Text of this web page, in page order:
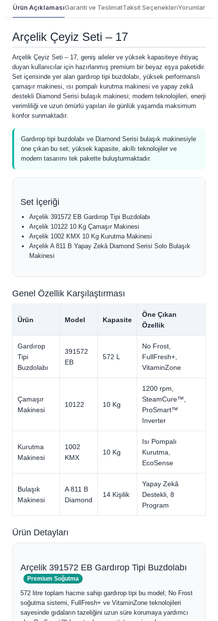
Ürün AçıklamasıGaranti ve TeslimatTaksit SeçenekleriYorumlar
Arçelik Çeyiz Seti – 17
Arçelik Çeyiz Seti – 17, geniş aileler ve yüksek kapasiteye ihtiyaç
duyan kullanıcılar için hazırlanmış premium bir beyaz eşya paketidir.
Set içerisinde yer alan gardırop tipi buzdolabı, yüksek performanslı
çamaşır makinesi, ısı pompalı kurutma makinesi ve yapay zekâ
destekli Diamond Serisi bulaşık makinesi; modern teknolojileri, enerji
verimliliği ve uzun ömürlü yapıları ile günlük yaşamda maksimum
konfor sunmaktadır.
Gardırop tipi buzdolabı ve Diamond Serisi bulaşık makinesiyle
öne çıkan bu set; yüksek kapasite, akıllı teknolojiler ve
modern tasarımı tek pakette buluşturmaktadır.
Set İçeriği
Arçelik 391572 EB Gardırop Tipi Buzdolabı
Arçelik 10122 10 Kg Çamaşır Makinesi
Arçelik 1002 KMX 10 Kg Kurutma Makinesi
Arçelik A 811 B Yapay Zekâ Diamond Serisi Solo Bulaşık
Makinesi
Genel Özellik Karşılaştırması
Ürün Model Kapasite
Öne Çıkan
Özellik
Gardırop
Tipi
Buzdolabı
391572
EB
572 L
No Frost,
FullFresh+,
VitaminZone
Çamaşır
Makinesi
10122 10 Kg
1200 rpm,
SteamCure™,
ProSmart™
Inverter
Kurutma
Makinesi
1002
KMX
10 Kg
Isı Pompalı
Kurutma,
EcoSense
Bulaşık
Makinesi
A 811 B
Diamond
14 Kişilik
Yapay Zekâ
Destekli, 8
Program
Ürün Detayları
Arçelik 391572 EB Gardırop Tipi Buzdolabı
Premium Soğutma
572 litre toplam hacme sahip gardırop tipi bu model; No Frost
soğutma sistemi, FullFresh+ ve VitaminZone teknolojileri
sayesinde gıdaların tazeliğini uzun süre korumaya yardımcı